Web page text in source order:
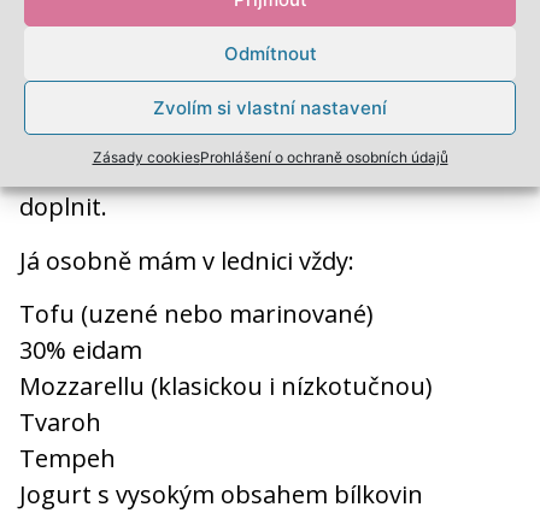
Odmítnout
Zvolím si vlastní nastavení
Zásady cookiesProhlášení o ochraně osobních údajů
Pokud vyhodnotíš po přečtení článku, že na
příjmu bílkovin potřebuješ pracovat, to
první, co můžeš udělat, je mít doma vždy
nakoupené „zdroje“.
Jedině tak můžeš bílkoviny k jídlu jednoduše
doplnit.
Já osobně mám v lednici vždy:
Tofu (uzené nebo marinované)
30% eidam
Mozzarellu (klasickou i nízkotučnou)
Tvaroh
Tempeh
Jogurt s vysokým obsahem bílkovin